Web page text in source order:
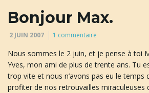
Bonjour Max.
2 JUIN 2007 1 commentaire
Nous sommes le 2 juin, et je pense à toi
Yves, mon ami de plus de trente ans. Tu
trop vite et nous n’avons pas eu le temps
profiter de nos retrouvailles miraculeuses